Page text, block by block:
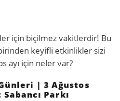
için biçilmez vakitlerdir! Bu
keyifli etkinlikler sizi
ayı için neler var?
| 3 Ağustos
Parkı